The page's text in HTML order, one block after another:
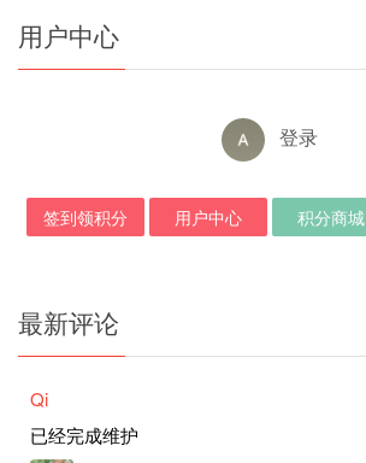
用户中心
登录
签到领积分 用户中心 积分商城
最新评论
Qi
已经完成维护